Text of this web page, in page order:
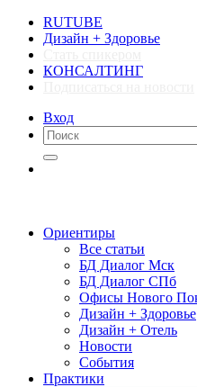
RUTUBE
Дизайн + Здоровье
КОНСАЛТИНГ
Вход
Ориентиры
Все статьи
БД Диалог Мск
БД Диалог СПб
Офисы Нового
Дизайн + Здоровье
Дизайн + Отель
Новости
События
Практики